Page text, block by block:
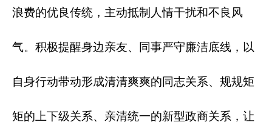
浪费的优良传统，主动抵制人情干扰和不良风
气。积极提醒身边亲友、同事严守廉洁底线，以
自身行动带动形成清清爽爽的同志关系、规规矩
矩的上下级关系、亲清统一的新型政商关系，让